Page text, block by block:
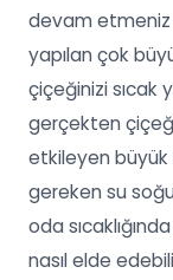
devam etmeniz
yapılan çok
çiçeğinizi sıcak
gerçekten
etkileyen büyük
gereken su
oda
nasıl elde